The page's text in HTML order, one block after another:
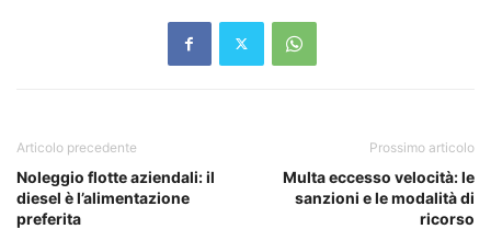
Articolo precedente
Noleggio flotte aziendali: il
diesel è l’alimentazione
preferita
Prossimo articolo
Multa eccesso velocità: le
sanzioni e le modalità di
ricorso